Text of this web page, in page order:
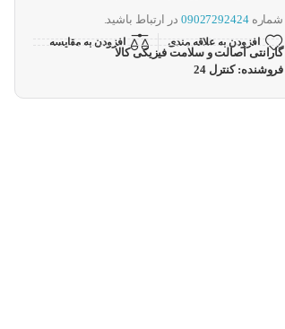
شماره09027292424 در ارتباط باشید.
افزودن به علاقه مندی افزودن به مقایسه
گارانتی اصالت و سلامت فیزیکی کالا
فروشنده: کنترل 24